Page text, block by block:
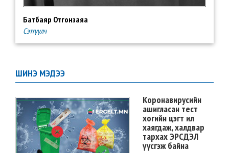
Батбаяр Отгонзаяа
Сэтгүүлч
ШИНЭ МЭДЭЭ
Коронавирусийн
ашигласан тест
хогийн цэгт ил
хаягдаж, халдвар
тархах ЭРСДЭЛ
үүсгэж байна